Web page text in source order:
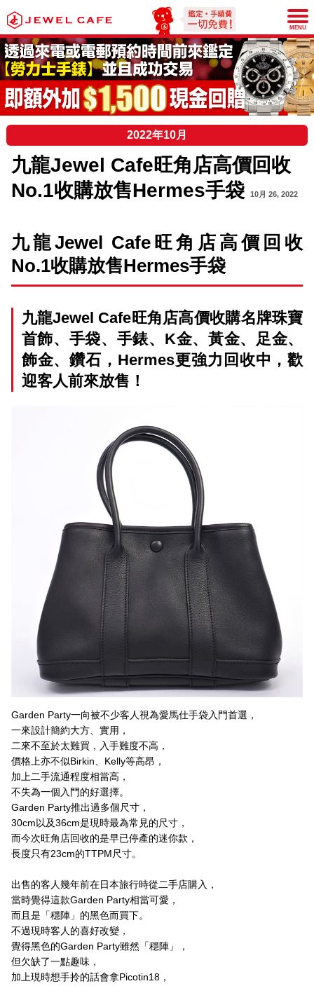
JEWEL CAFE
MENU
2022年10月
九龍Jewel Cafe旺角店高價回收
No.1收購放售Hermes手袋
10月 26, 2022
九龍Jewel Cafe旺角店高價回收
No.1收購放售Hermes手袋
九龍Jewel Cafe旺角店高價收購名牌珠寶
首飾、手袋、手錶、K金、黃金、足金、
飾金、鑽石，Hermes更強力回收中，歡
迎客人前來放售！
Garden Party一向被不少客人視為愛馬仕手袋入門首選，
一來設計簡約大方、實用，
二來不至於太難買，入手難度不高，
價格上亦不似Birkin、Kelly等高昂，
加上二手流通程度相當高，
不失為一個入門的好選擇。
Garden Party推出過多個尺寸，
30cm以及36cm是現時最為常見的尺寸，
而今次旺角店回收的是早已停產的迷你款，
長度只有23cm的TTPM尺寸。
出售的客人幾年前在日本旅行時從二手店購入，
當時覺得這款Garden Party相當可愛，
而且是「穩陣」的黑色而買下。
不過現時客人的喜好改變，
覺得黑色的Garden Party雖然「穩陣」，
但欠缺了一點趣味，
加上現時想手拎的話會拿Picotin18，